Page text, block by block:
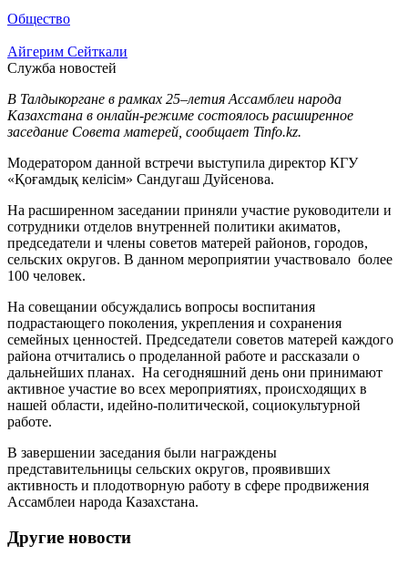
Общество
Айгерим Сейткали
Служба новостей
В Талдыкоргане в рамках 25–летия Ассамблеи народа
Казахстана в онлайн-режиме состоялось расширенное
заседание Совета матерей, сообщает Tinfo.kz.
Модератором данной встречи выступила директор КГУ
«Қоғамдық келісім» Сандугаш Дуйсенова.
На расширенном заседании приняли участие руководители и
сотрудники отделов внутренней политики акиматов,
председатели и члены советов матерей районов, городов,
сельских округов. В данном мероприятии участвовало более
100 человек.
На совещании обсуждались вопросы воспитания
подрастающего поколения, укрепления и сохранения
семейных ценностей. Председатели советов матерей каждого
района отчитались о проделанной работе и рассказали о
дальнейших планах. На сегодняшний день они принимают
активное участие во всех мероприятиях, происходящих в
нашей области, идейно-политической, социокультурной
работе.
В завершении заседания были награждены
представительницы сельских округов, проявивших
активность и плодотворную работу в сфере продвижения
Ассамблеи народа Казахстана.
Другие новости